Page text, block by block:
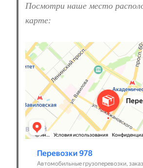
Посмотри наше место
карте:
Перевозки 978
Перевозка негабаритных грузов в Москве
Автомобильные грузоперевозки в Москве